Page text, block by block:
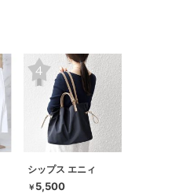
シップス エニィ
￥ 5,500